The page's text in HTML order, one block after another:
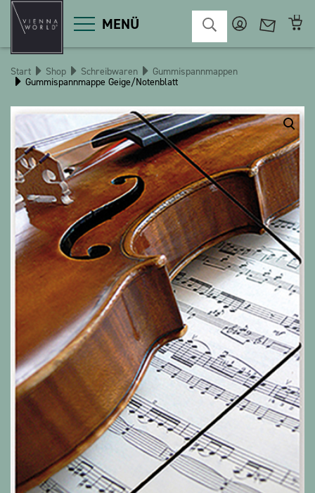
MENÜ
Produktgruppen
Deko
Diverses
Kosmetik
Küche
Macart
Magnete
Pins
POS
Schlüsselanhänger
Schreibwaren
Spiele / Kinder
Textilien
Weihnachten
bauxili
The Heart Bear
Stringlies
Alle Produkte anzeigen
Start Shop Schreibwaren Gummispannmappen
Gummispannmappe Geige/Notenblatt